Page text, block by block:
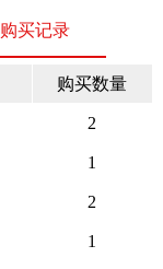
购买记录
购买数量
2
1
2
1